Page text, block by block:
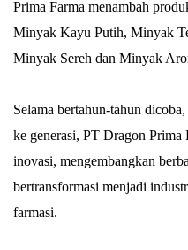
Prima Farma menambah
Minyak Kayu Putih, Minyak
Minyak Sereh dan Minyak
Selama bertahun-tahun
ke generasi, PT Dragon Prima
inovasi, mengembangkan
bertransformasi menjadi
farmasi.